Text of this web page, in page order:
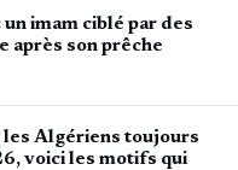
imam ciblé par des
après son prêche
les Algériens toujours
voici les motifs qui